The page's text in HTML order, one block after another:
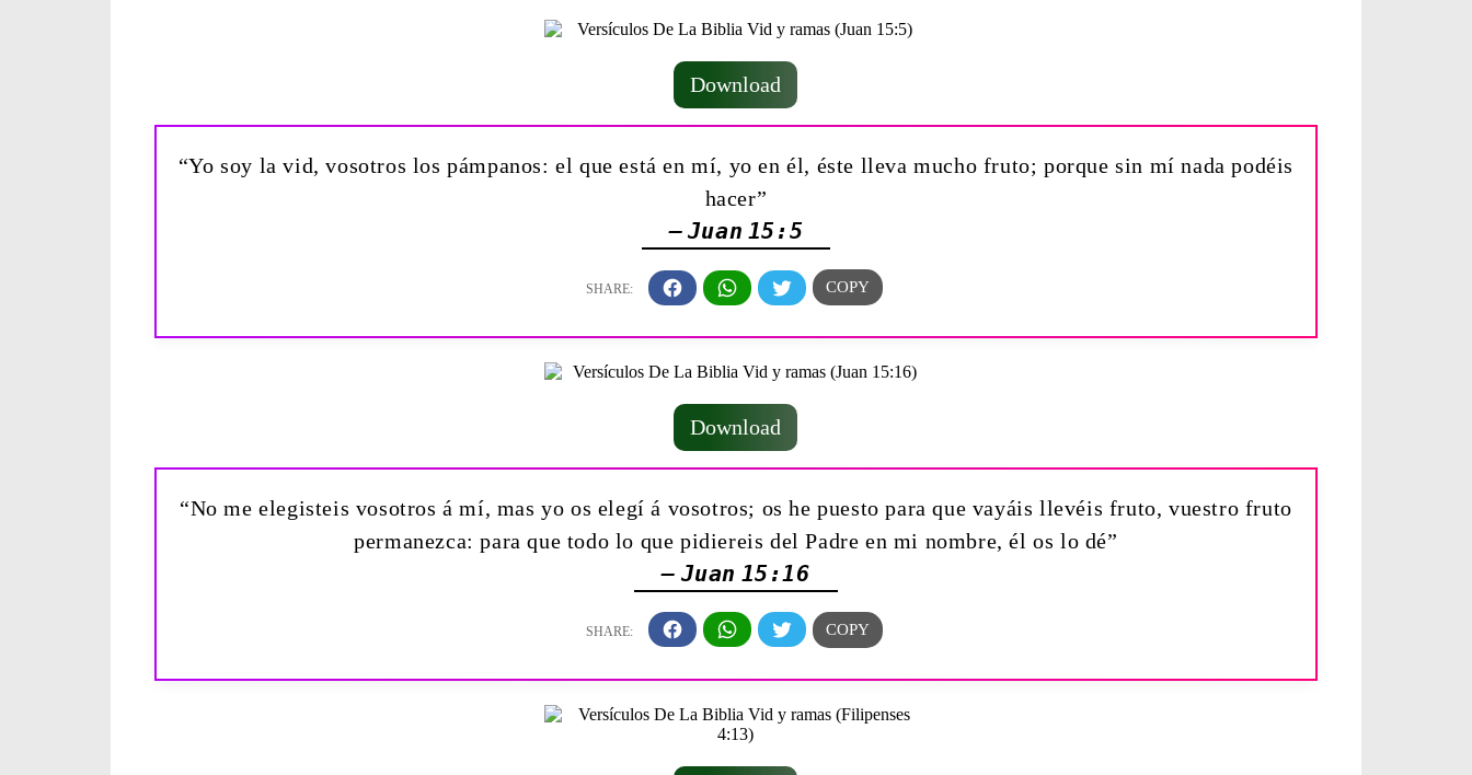
Download
“Yo soy la vid, vosotros los pámpanos: el que está en mí, yo en él, éste lleva mucho fruto; porque sin mí nada podéis
hacer”
— Juan 15:5
Download
“No me elegisteis vosotros á mí, mas yo os elegí á vosotros; os he puesto para que vayáis llevéis fruto, vuestro fruto
permanezca: para que todo lo que pidiereis del Padre en mi nombre, él os lo dé”
— Juan 15:16